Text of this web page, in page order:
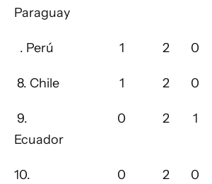
Paraguay
. Perú 1 2 0
8. Chile 1 2 0
9.
Ecuador
0 2 1
10. 0 2 0